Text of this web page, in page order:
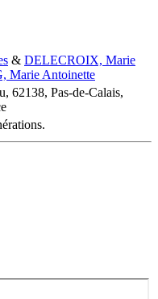
& DELECROIX, Marie
Marie Antoinette
62138, Pas-de-Calais,